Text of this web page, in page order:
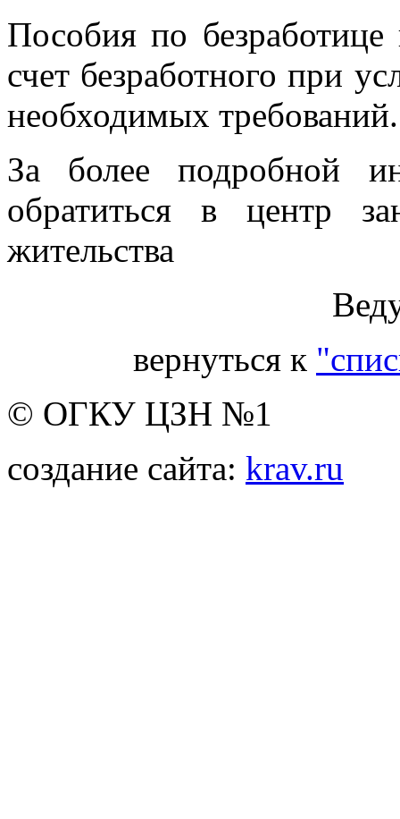
Пособия по
счет безработного при
необходимых требований.
За более подробной
обратиться в центр
жительства
вернуться к
© ОГКУ ЦЗН №1
создание сайта: krav.ru